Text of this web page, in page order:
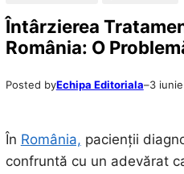
Întârzierea
România: O
Posted byEchipa Editoriala–3
În România, pacienții
confruntă cu un adevărat